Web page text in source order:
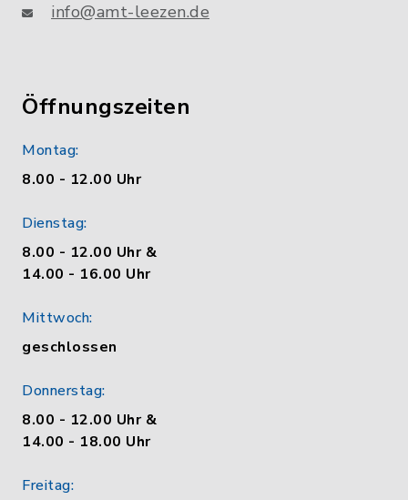
info@amt-leezen.de
Öffnungszeiten
Montag:
8.00 - 12.00 Uhr
Dienstag:
8.00 - 12.00 Uhr &
14.00 - 16.00 Uhr
Mittwoch:
geschlossen
Donnerstag:
8.00 - 12.00 Uhr &
14.00 - 18.00 Uhr
Freitag: